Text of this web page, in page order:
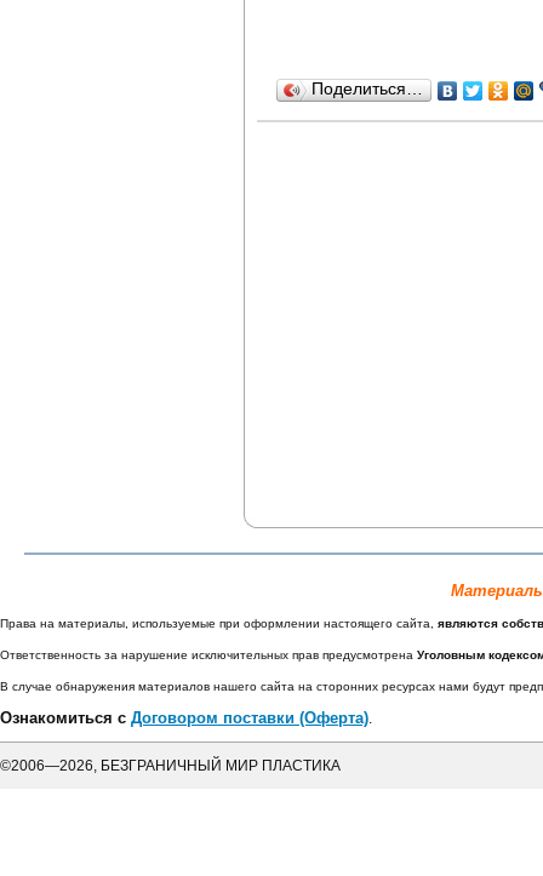
Поделиться…
Права на материалы, используемые при оформлении настоящего сайта, являются
Ответственность за нарушение исключительных прав предусмотрена Уголовным
В случае обнаружения материалов нашего сайта на сторонних ресурсах нами будут
Ознакомиться с Договором поставки (Оферта).
©2006—2026, БЕЗГРАНИЧНЫЙ МИР ПЛАСТИКА